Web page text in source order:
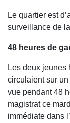
Le quartier est
surveillance de
48 heures de
Les deux jeunes
circulaient sur
vue pendant 48
magistrat ce
immédiate dans